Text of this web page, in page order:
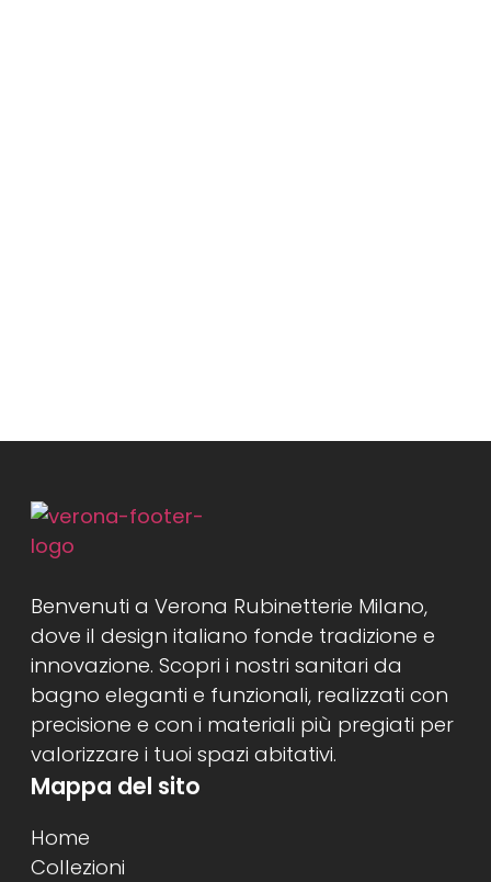
Benvenuti a Verona Rubinetterie Milano,
dove il design italiano fonde tradizione e
innovazione. Scopri i nostri sanitari da
bagno eleganti e funzionali, realizzati con
precisione e con i materiali più pregiati per
valorizzare i tuoi spazi abitativi.
Mappa del sito
Home
Collezioni